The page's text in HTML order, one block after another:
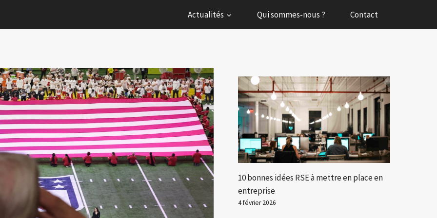
Actualités Qui sommes-nous ? Contact
10 bonnes idées RSE à mettre en place en
entreprise
4 février 2026